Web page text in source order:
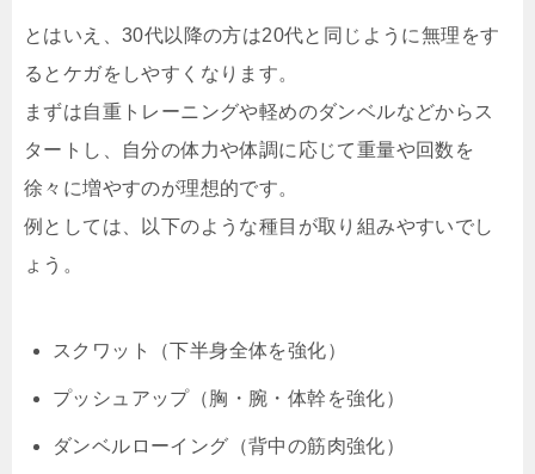
とはいえ、30代以降の方は20代と同じように無理をす
るとケガをしやすくなります。
まずは自重トレーニングや軽めのダンベルなどからス
タートし、自分の体力や体調に応じて重量や回数を
徐々に増やすのが理想的です。
例としては、以下のような種目が取り組みやすいでし
ょう。
スクワット（下半身全体を強化）
プッシュアップ（胸・腕・体幹を強化）
ダンベルローイング（背中の筋肉強化）